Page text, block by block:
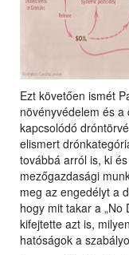
Ezt követően ismét
növényvédelem és
kapcsolódó
elismert
továbbá arról is, ki
mezőgazdasági
meg az engedélyt a
hogy mit takar a „No
kifejtette azt is,
hatóságok a